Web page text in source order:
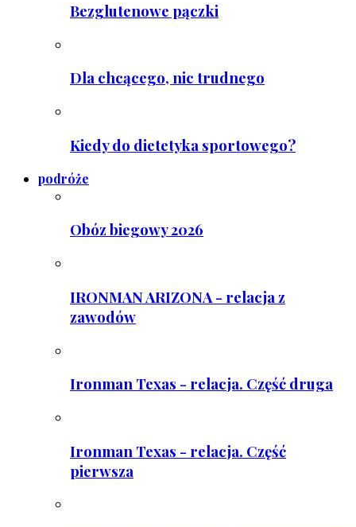
Bezglutenowe pączki
Dla chcącego, nic trudnego
Kiedy do dietetyka sportowego?
podróże
Obóz biegowy 2026
IRONMAN ARIZONA - relacja z
zawodów
Ironman Texas - relacja. Część druga
Ironman Texas - relacja. Część
pierwsza